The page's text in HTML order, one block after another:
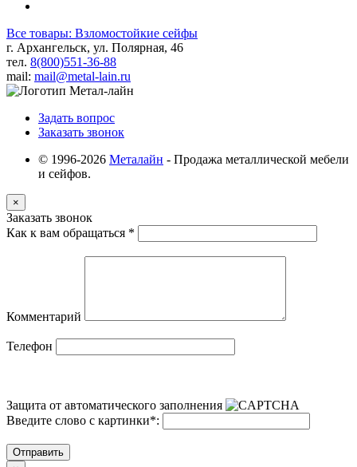
Все товары: Взломостойкие сейфы
г. Архангельск, ул. Полярная, 46
тел. 8(800)551-36-88
mail: mail@metal-lain.ru
Задать вопрос
Заказать звонок
© 1996-2026 Металайн - Продажа металлической мебели
и сейфов.
×
Заказать звонок
Как к вам обращаться *
Комментарий
Телефон
Защита от автоматического заполнения
Введите слово с картинки*:
Отправить